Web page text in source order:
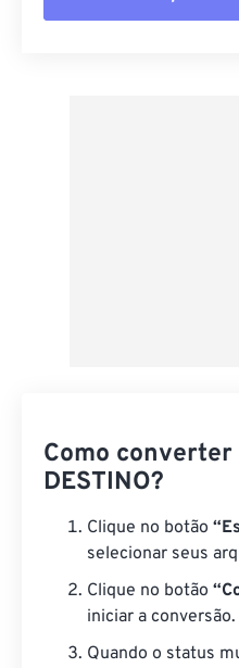
Como converter
DESTINO?
Clique no botão
selecionar seus
Clique no botão
iniciar a conversão.
Quando o status